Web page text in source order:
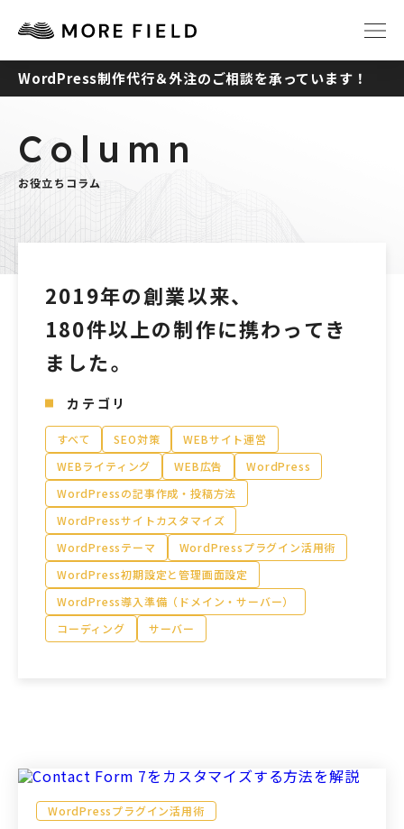
TOP ABOUT
SERVICE
CONTACT
モアフィールド株式会社
〒420-0858
静岡県静岡市葵区伝馬町1-2 ホテルシティオ静岡3階
会社概要プライバシーポリシー
©2026 More Field Inc.
WordPress制作代行＆外注のご相談を承っています！
Column
お役立ちコラム
2019年の創業以来、
180件以上の制作に携わってき
ました。
カテゴリ
すべて SEO対策
WEBサイト運営
WEBライティング
WEB広告
WordPress
WordPressの記事作成・投稿方法
WordPressサイトカスタマイズ
WordPressテーマ
WordPressプラグイン活用術
WordPress初期設定と管理画面設定
WordPress導入準備（ドメイン・サーバー）
コーディング
サーバー
WordPressプラグイン活用術